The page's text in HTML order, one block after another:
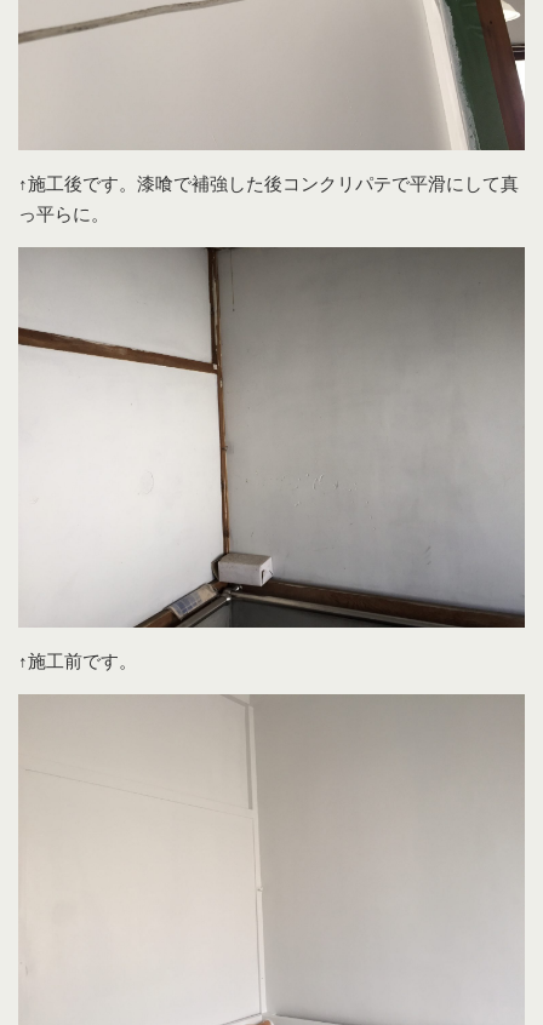
↑施工後です。漆喰で補強した後コンクリパテで平滑にして真
っ平らに。
↑施工前です。